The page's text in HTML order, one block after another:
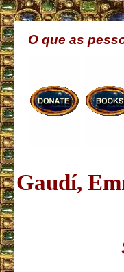
O que as
Gaudí,